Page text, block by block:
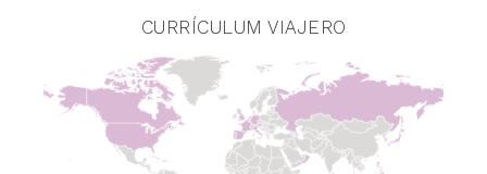
CURRÍCULUM VIAJERO